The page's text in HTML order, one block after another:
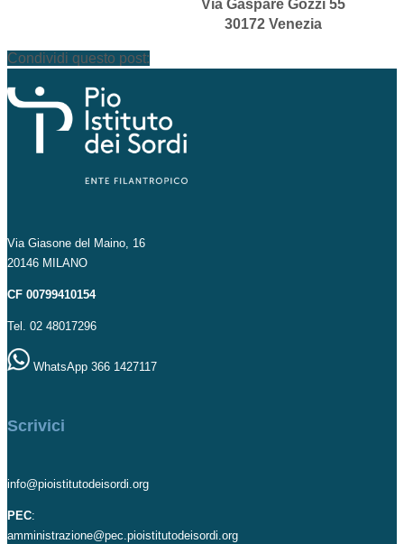
Via Gaspare Gozzi 55
30172 Venezia
Condividi questo post:
Via Giasone del Maino, 16
20146 MILANO
CF 00799410154
Tel. 02 48017296
WhatsApp 366 1427117
Scrivici
info@pioistitutodeisordi.org
PEC:
amministrazione@pec.pioistitutodeisordi.org